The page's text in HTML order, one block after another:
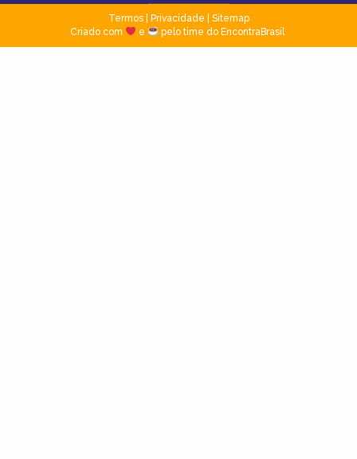
Termos| Privacidade
Sitemap
Criado com
e pelo time do EncontraBrasil